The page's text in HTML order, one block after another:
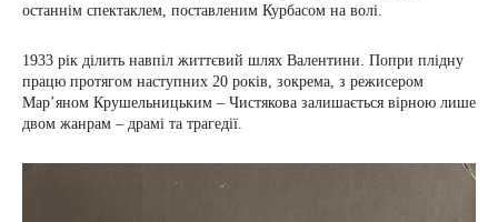
останнім спектаклем, поставленим Курбасом на волі.
1933 рік ділить навпіл життєвий шлях Валентини. Попри плідну
працю протягом наступних 20 років, зокрема, з режисером
Мар’яном Крушельницьким – Чистякова залишається вірною лише
двом жанрам – драмі та трагедії.